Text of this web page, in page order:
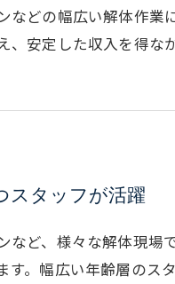
などの幅広い解体作
、安定した収入を得な
スタッフが活躍
など、様々な解体現場
す。幅広い年齢層のス